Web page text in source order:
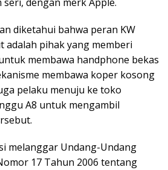
diketahui bahwa peran KW
adalah pihak yang memberi
membawa handphone bekas
membawa koper kosong
pelaku menuju ke toko
A8 untuk mengambil
melanggar Undang-Undang
17 Tahun 2006 tentang